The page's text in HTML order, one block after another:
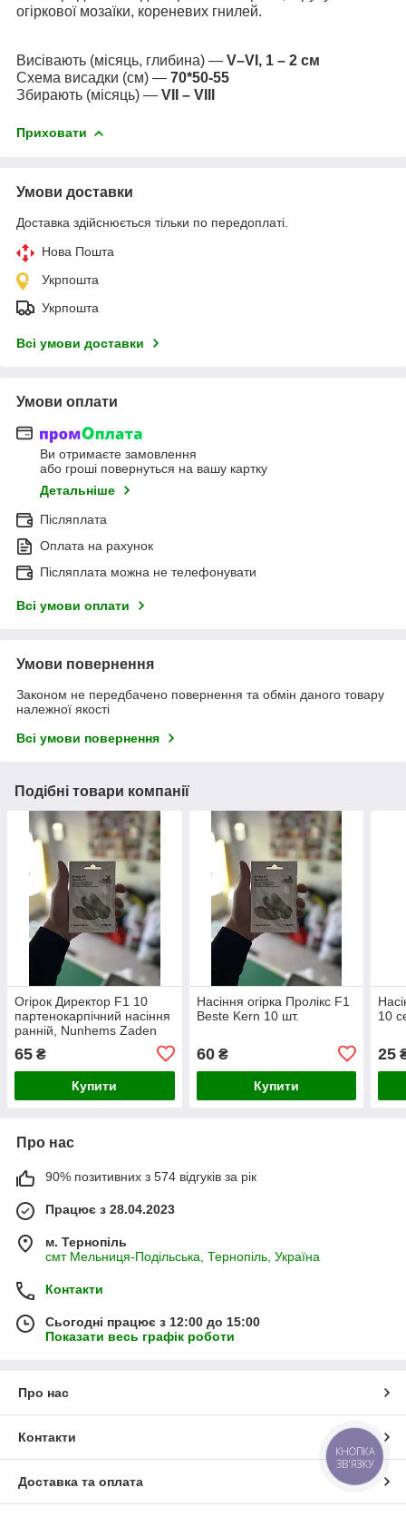
огіркової мозаїки, кореневих гнилей.
Висівають (місяць, глибина) — V–VI, 1 – 2 см
Схема висадки (см) — 70*50-55
Збирають (місяць) — VII – VIII
Приховати
Умови доставки
Доставка здійснюється тільки по передоплаті.
Нова Пошта
Укрпошта
Укрпошта
Всі умови доставки
Умови оплати
Ви отримаєте замовлення
або гроші повернуться на вашу картку
Детальніше
Післяплата
Оплата на рахунок
Післяплата можна не телефонувати
Всі умови оплати
Умови повернення
Законом не передбачено повернення та обмін даного товару
належної якості
Всі умови повернення
Подібні товари компанії
Огірок Директор F1 10
партенокарпічний насіння
ранній, Nunhems Zaden
65 ₴
Купити
Насіння огірка Пролікс F1
Beste Kern 10 шт.
60₴
Купити
10
25
Про нас
90% позитивних з 574 відгуків за рік
Працює з 28.04.2023
м. Тернопіль
смт Мельниця-Подільська, Тернопіль, Україна
Контакти
Сьогодні працює з 12:00 до 15:00
Показати весь графік роботи
Про нас
Контакти
Доставка та оплата
КНОПКА
ЗВ'ЯЗКУ